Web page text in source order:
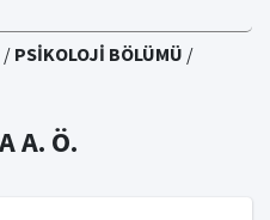
/ PSİKOLOJİ BÖLÜMÜ /
A. Ö.